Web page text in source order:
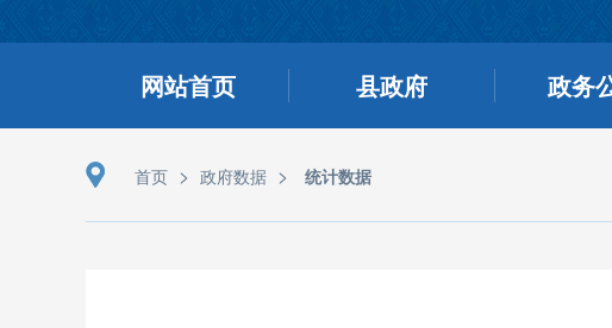
网站首页 县政府 政务
首页 > 政府数据 > 统计数据